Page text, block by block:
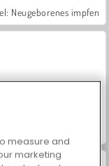
Neugeborenes impfen
measure and
marketing